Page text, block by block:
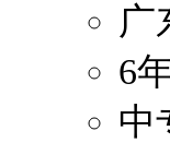
广
6
中